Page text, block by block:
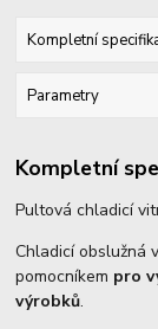
Kompletní
Parametry
Kompletní
Pultová chladicí
Chladicí obslužná
pomocníkem pro
výrobků.